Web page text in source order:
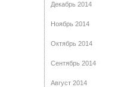
Декабрь 2014
Ноябрь 2014
Октябрь 2014
Сентябрь 2014
Август 2014